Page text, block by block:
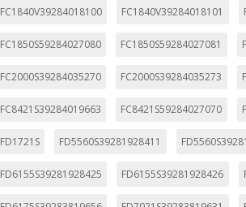
FC1840V39284018100 FC1840V39284018101
FC1850S59284027080 FC1850S59284027081
FC2000S39284035270 FC2000S39284035273
FC8421S39284019663 FC8421S59284027070
FD1721S FD5560S39281928411
FD6155S39281928425 FD6155S39281928426